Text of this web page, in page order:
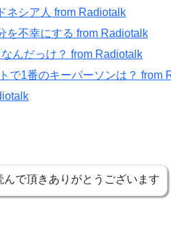
ネシア人 from Radiotalk
を不幸にする from Radiotalk
んだっけ？ from Radiotalk
で1番のキーパーソンは？ from
んで頂きありがとうございます